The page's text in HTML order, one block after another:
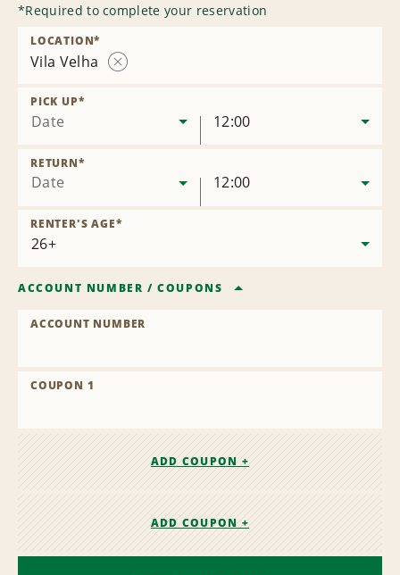
*Required to complete your reservation
Vila Velha
LOCATION*
Date
PICK UP*
12:00
Date
RETURN*
12:00
RENTER'S AGE*
ACCOUNT NUMBER /COUPONS
ACCOUNT NUMBER
COUPON 1
ADD COUPON +
ADD COUPON +